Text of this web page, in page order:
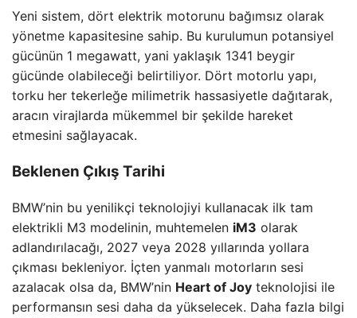
Yeni sistem, dört elektrik motorunu bağımsız olarak
yönetme kapasitesine sahip. Bu kurulumun potansiyel
gücünün 1 megawatt, yani yaklaşık 1341 beygir
gücünde olabileceği belirtiliyor. Dört motorlu yapı,
torku her tekerleğe milimetrik hassasiyetle dağıtarak,
aracın virajlarda mükemmel bir şekilde hareket
etmesini sağlayacak.
Beklenen Çıkış Tarihi
BMW’nin bu yenilikçi teknolojiyi kullanacak ilk tam
elektrikli M3 modelinin, muhtemelen iM3 olarak
adlandırılacağı, 2027 veya 2028 yıllarında yollara
çıkması bekleniyor. İçten yanmalı motorların sesi
azalacak olsa da, BMW’nin Heart of Joy teknolojisi ile
performansın sesi daha da yükselecek. Daha fazla bilgi